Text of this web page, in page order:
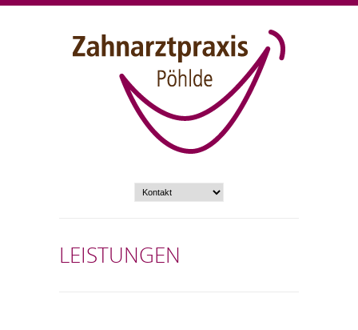
LEISTUNGEN